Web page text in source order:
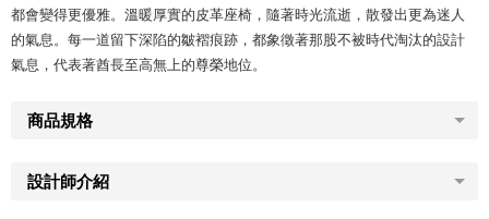
都會變得更優雅。溫暖厚實的皮革座椅，隨著時光流逝，散發出更為迷人
的氣息。每一道留下深陷的皺褶痕跡，都象徵著那股不被時代淘汰的設計
氣息，代表著酋長至高無上的尊榮地位。
商品規格
設計師介紹